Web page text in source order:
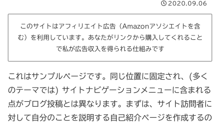
2020.09.06
このサイトはアフィリエイト広告（Amazonアソシエイトを含
む）を利用しています。あなたがリンクから購入してくれること
で私が広告収入を得られる仕組みです
これはサンプルページです。同じ位置に固定され、(多く
のテーマでは) サイトナビゲーションメニューに含まれる
点がブログ投稿とは異なります。まずは、サイト訪問者に
対して自分のことを説明する自己紹介ページを作成するの